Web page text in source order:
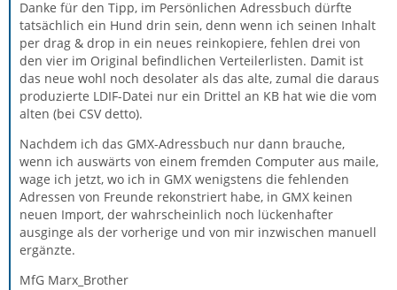
Danke für den Tipp, im Persönlichen Adressbuch dürfte
tatsächlich ein Hund drin sein, denn wenn ich seinen Inhalt
per drag & drop in ein neues reinkopiere, fehlen drei von
den vier im Original befindlichen Verteilerlisten. Damit ist
das neue wohl noch desolater als das alte, zumal die daraus
produzierte LDIF-Datei nur ein Drittel an KB hat wie die vom
alten (bei CSV detto).
Nachdem ich das GMX-Adressbuch nur dann brauche,
wenn ich auswärts von einem fremden Computer aus maile,
wage ich jetzt, wo ich in GMX wenigstens die fehlenden
Adressen von Freunde rekonstriert habe, in GMX keinen
neuen Import, der wahrscheinlich noch lückenhafter
ausginge als der vorherige und von mir inzwischen manuell
ergänzte.
MfG Marx_Brother